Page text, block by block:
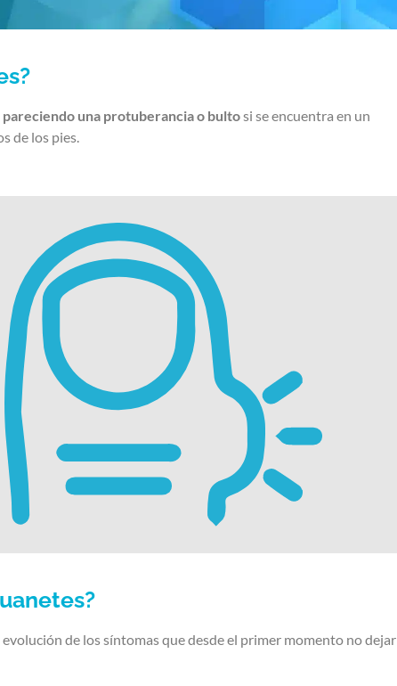
una protuberancia o bultosi se encuentra en un
de los pies.
evolución de los síntomas que desde el primer momento no dejar